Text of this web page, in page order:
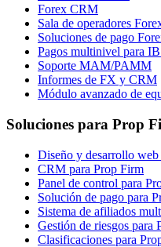
Forex CRM
Sala de operadores
Soluciones de pago
Pagos multinivel para
Soporte MAM/PAMM
Informes de FX y CRM
Módulo avanzado de
Soluciones para Prop
Diseño y desarrollo
CRM para Prop Firm
Panel de control para
Solución de pago para
Sistema de afiliados
Gestión de riesgos para
Clasificaciones para